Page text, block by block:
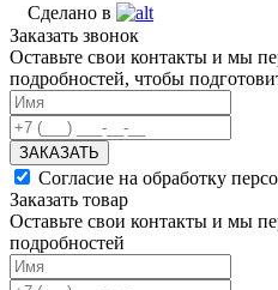
Сделано в
Заказать звонок
Оставьте свои контакты и мы
подробностей, чтобы
ЗАКАЗАТЬ
Согласие на обработку
Заказать товар
Оставьте свои контакты и мы
подробностей